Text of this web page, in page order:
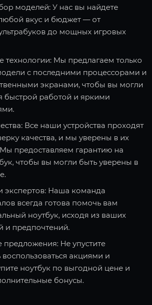
моделей: У нас вы найдете
вкус и бюджет — от
до мощных игровых
технологии: Мы предлагаем только
с последними процессорами и
экранами, чтобы вы могли
быстрой работой и яркими
Все наши устройства проходят
качества, и мы уверены в их
предоставляем гарантию на
чтобы вы могли быть уверены в
экспертов: Наша команда
всегда готова помочь вам
ноутбук, исходя из ваших
и предпочтений.
Не упустите
акциями и
ноутбук по выгодной цене и
бонусы.